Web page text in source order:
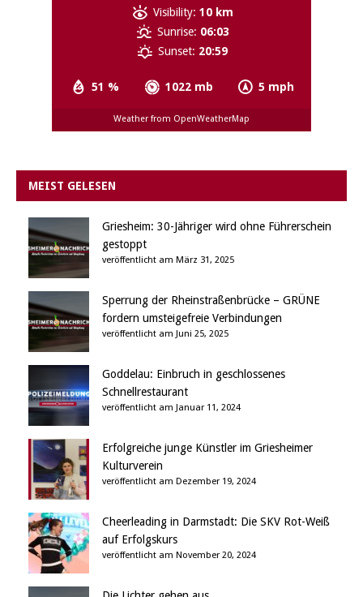
51 % 1022 mb 5 mph
Visibility: 10 km
Sunrise: 06:03
Sunset: 20:59
Weather from OpenWeatherMap
MEIST GELESEN
Griesheim: 30-Jähriger wird ohne Führerschein
gestoppt
veröffentlicht am März 31, 2025
Sperrung der Rheinstraßenbrücke – GRÜNE
fordern umsteigefreie Verbindungen
veröffentlicht am Juni 25, 2025
Goddelau: Einbruch in geschlossenes
Schnellrestaurant
veröffentlicht am Januar 11, 2024
Erfolgreiche junge Künstler im Griesheimer
Kulturverein
veröffentlicht am Dezember 19, 2024
Cheerleading in Darmstadt: Die SKV Rot-Weiß
auf Erfolgskurs
veröffentlicht am November 20, 2024